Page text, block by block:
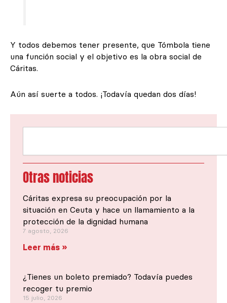
Y todos debemos tener presente, que Tómbola tiene
una función social y el objetivo es la obra social de
Cáritas.
Aún así suerte a todos. ¡Todavía quedan dos días!
Otras noticias
Cáritas expresa su preocupación por la
situación en Ceuta y hace un llamamiento a la
protección de la dignidad humana
7 agosto, 2026
Leer más »
¿Tienes un boleto premiado? Todavía puedes
recoger tu premio
15 julio, 2026